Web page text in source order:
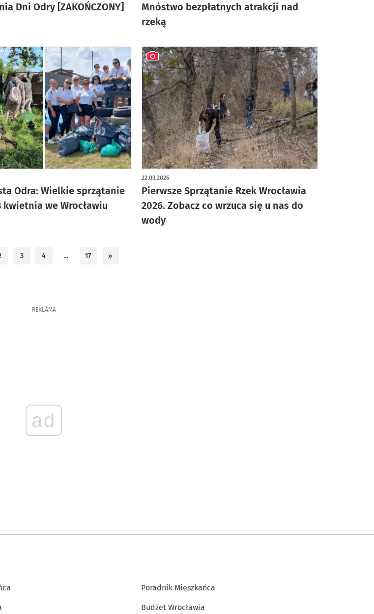
Dni Odry [ZAKOŃCZONY]
Mnóstwo bezpłatnych atrakcji nad
rzeką
Odra: Wielkie sprzątanie
kwietnia we Wrocławiu
Pierwsze Sprzątanie Rzek Wrocławia
2026. Zobacz co wrzuca się u nas do
wody
22.03.2026
artykuł z galerią zdjęć
3 4 … 17 »
REKLAMA
ad
Poradnik Mieszkańca
Budżet Wrocławia